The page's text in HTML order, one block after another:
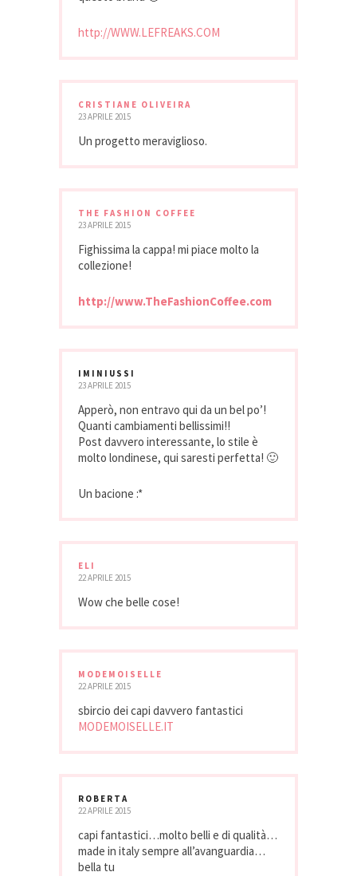
http://WWW.LEFREAKS.COM
CRISTIANE OLIVEIRA
23 APRILE 2015
Un progetto meraviglioso.
THE FASHION COFFEE
23 APRILE 2015
Fighissima la cappa! mi piace molto la
collezione!
http://www.TheFashionCoffee.com
IMINIUSSI
23 APRILE 2015
Apperò, non entravo qui da un bel po’!
Quanti cambiamenti bellissimi!!
Post davvero interessante, lo stile è
molto londinese, qui saresti perfetta! 🙂
Un bacione :*
ELI
22 APRILE 2015
Wow che belle cose!
MODEMOISELLE
22 APRILE 2015
sbircio dei capi davvero fantastici
MODEMOISELLE.IT
ROBERTA
22 APRILE 2015
capi fantastici…molto belli e di qualità…
made in italy sempre all’avanguardia…
bella tu